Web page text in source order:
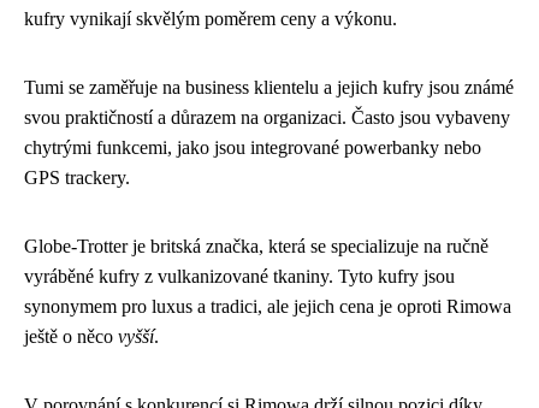
kufry vynikají skvělým poměrem ceny a výkonu.
Tumi se zaměřuje na business klientelu a jejich kufry jsou známé
svou praktičností a důrazem na organizaci. Často jsou vybaveny
chytrými funkcemi, jako jsou integrované powerbanky nebo
GPS trackery.
Globe-Trotter je britská značka, která se specializuje na ručně
vyráběné kufry z vulkanizované tkaniny. Tyto kufry jsou
synonymem pro luxus a tradici, ale jejich cena je oproti Rimowa
ještě o něco vyšší.